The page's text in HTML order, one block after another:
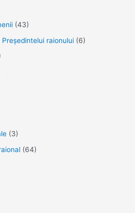
(43)
raionului (6)
(3)
(64)